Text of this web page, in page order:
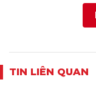
TIN LIÊN QUAN